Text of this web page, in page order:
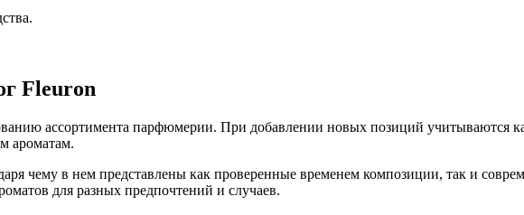
Fleuron
ассортимента парфюмерии. При добавлении новых позиций учитываются
ароматам.
чему в нем представлены как проверенные временем композиции, так и
для разных предпочтений и случаев.